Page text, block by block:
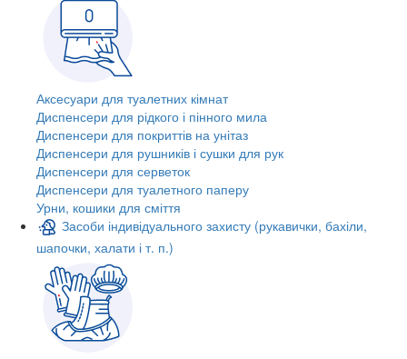
Аксесуари для туалетних кімнат
Диспенсери для рідкого і пінного мила
Диспенсери для покриттів на унітаз
Диспенсери для рушників і сушки для рук
Диспенсери для серветок
Диспенсери для туалетного паперу
Урни, кошики для сміття
Засоби індивідуального захисту (рукавички, бахіли,
шапочки, халати і т. п.)